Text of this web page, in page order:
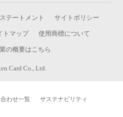
テートメント サイトポリシー
トマップ 使用商標について
の概要はこちら
Card Co., Ltd.
わせ一覧 サステナビリティ